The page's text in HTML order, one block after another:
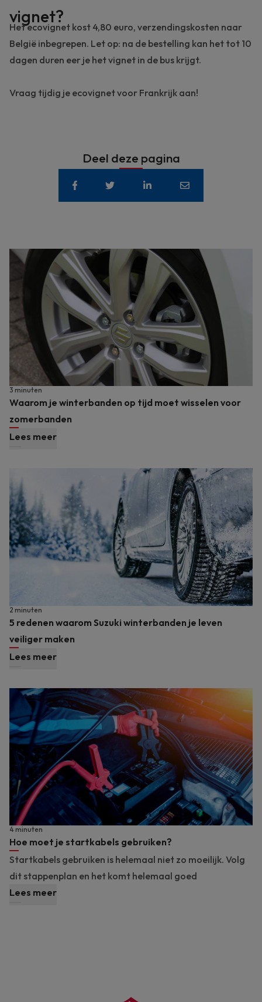
vignet?
Het ecovignet kost 4,80 euro, verzendingskosten naar
België inbegrepen. Let op: na de bestelling kan het tot 10
dagen duren eer je het vignet in de bus krijgt.
Vraag tijdig je ecovignet voor Frankrijk aan!
Deel deze pagina
Waarom je winterbanden op tijd moet wisselen voor
zomerbanden
3 minuten
Lees meer
5 redenen waarom Suzuki winterbanden je leven
veiliger maken
2 minuten
Lees meer
Hoe moet je startkabels gebruiken?
4 minuten
Startkabels gebruiken is helemaal niet zo moeilijk. Volg
dit stappenplan en het komt helemaal goed
Lees meer